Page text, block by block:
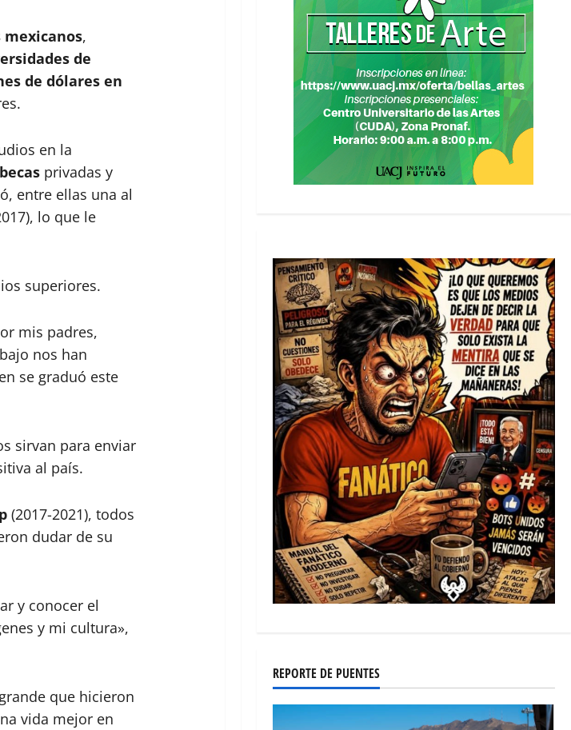
,
de
de dólares en
en la
becasprivadas y
entre ellas una al
lo que le
superiores.
mis padres,
nos han
se graduó este
sirvan para enviar
al país.
(2017-2021), todos
dudar de su
y conocer el
y mi cultura»,
que hicieron
vida mejor en
REPORTE DE PUENTES